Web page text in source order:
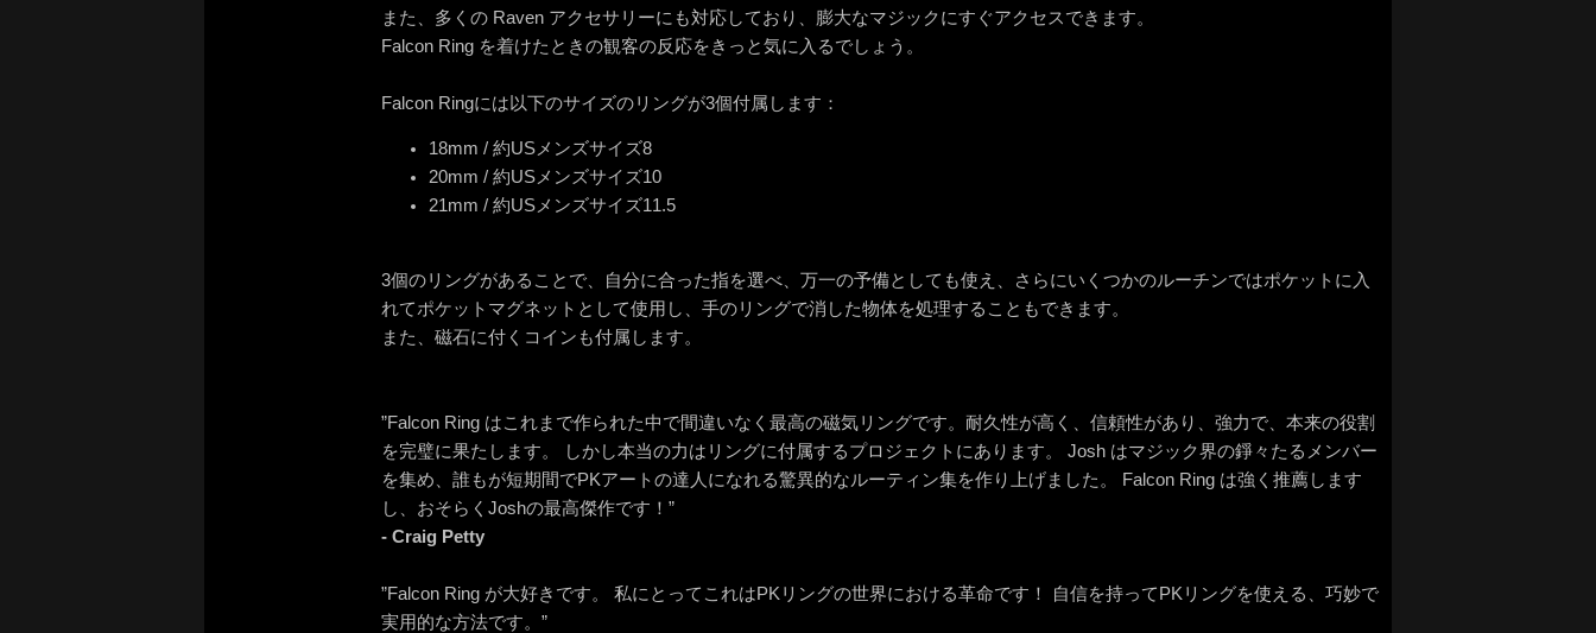
また、多くの Raven アクセサリーにも対応しており、膨大なマジックにすぐアクセスできます。
Falcon Ring を着けたときの観客の反応をきっと気に入るでしょう。
Falcon Ringには以下のサイズのリングが3個付属します：
18mm / 約USメンズサイズ8
20mm / 約USメンズサイズ10
21mm / 約USメンズサイズ11.5
3個のリングがあることで、自分に合った指を選べ、万一の予備としても使え、さらにいくつかのルーチンではポケットに入
れてポケットマグネットとして使用し、手のリングで消した物体を処理することもできます。
また、磁石に付くコインも付属します。
”Falcon Ring はこれまで作られた中で間違いなく最高の磁気リングです。耐久性が高く、信頼性があり、強力で、本来の役割
を完璧に果たします。 しかし本当の力はリングに付属するプロジェクトにあります。 Josh はマジック界の錚々たるメンバー
を集め、誰もが短期間でPKアートの達人になれる驚異的なルーティン集を作り上げました。 Falcon Ring は強く推薦します
し、おそらくJoshの最高傑作です！”
- Craig Petty
”Falcon Ring が大好きです。 私にとってこれはPKリングの世界における革命です！ 自信を持ってPKリングを使える、巧妙で
実用的な方法です。”